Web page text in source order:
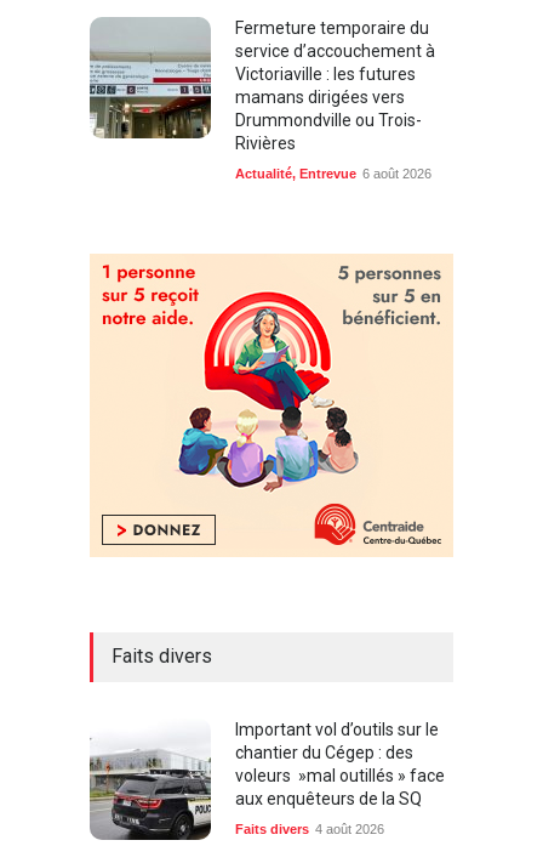
Fermeture temporaire du
service d’accouchement à
Victoriaville : les futures
mamans dirigées vers
Drummondville ou Trois-
Rivières
Actualité, Entrevue 6 août 2026
Faits divers
Important vol d’outils sur le
chantier du Cégep : des
voleurs »mal outillés » face
aux enquêteurs de la SQ
Faits divers 4 août 2026